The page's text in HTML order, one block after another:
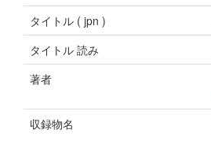
タイトル ( jpn )
タイトル 読み
著者
収録物名